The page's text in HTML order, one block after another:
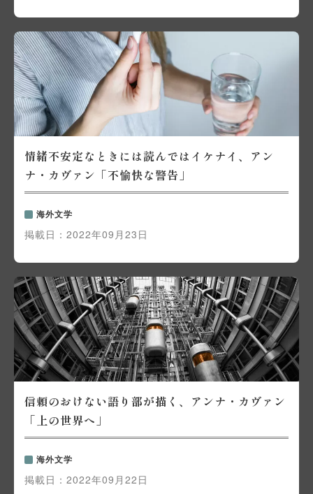
情緒不安定なときには読んではイケナイ、アン
ナ・カヴァン「不愉快な警告」
海外文学
掲載日： 2022年09月23日
信頼のおけない語り部が描く、アンナ・カヴァン
「上の世界へ」
海外文学
掲載日： 2022年09月22日